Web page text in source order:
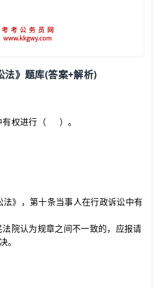
法》题库(答案+解析)
有权进行 （ ）。
法》，第十条当事人在行政诉讼中有
院认为规章之间不一致的，应报请
。